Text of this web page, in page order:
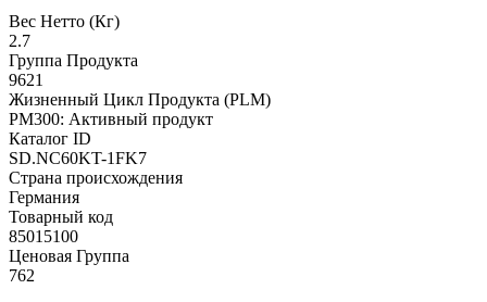
Вес Нетто (Кг)
2.7
Группа Продукта
9621
Жизненный Цикл Продукта (PLM)
PM300: Активный продукт
Каталог ID
SD.NC60KT-1FK7
Страна происхождения
Германия
Товарный код
85015100
Ценовая Группа
762